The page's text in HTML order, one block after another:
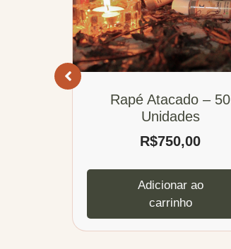
Rapé Atacado – 50
Unidades
R$750,00
Adicionar ao
carrinho